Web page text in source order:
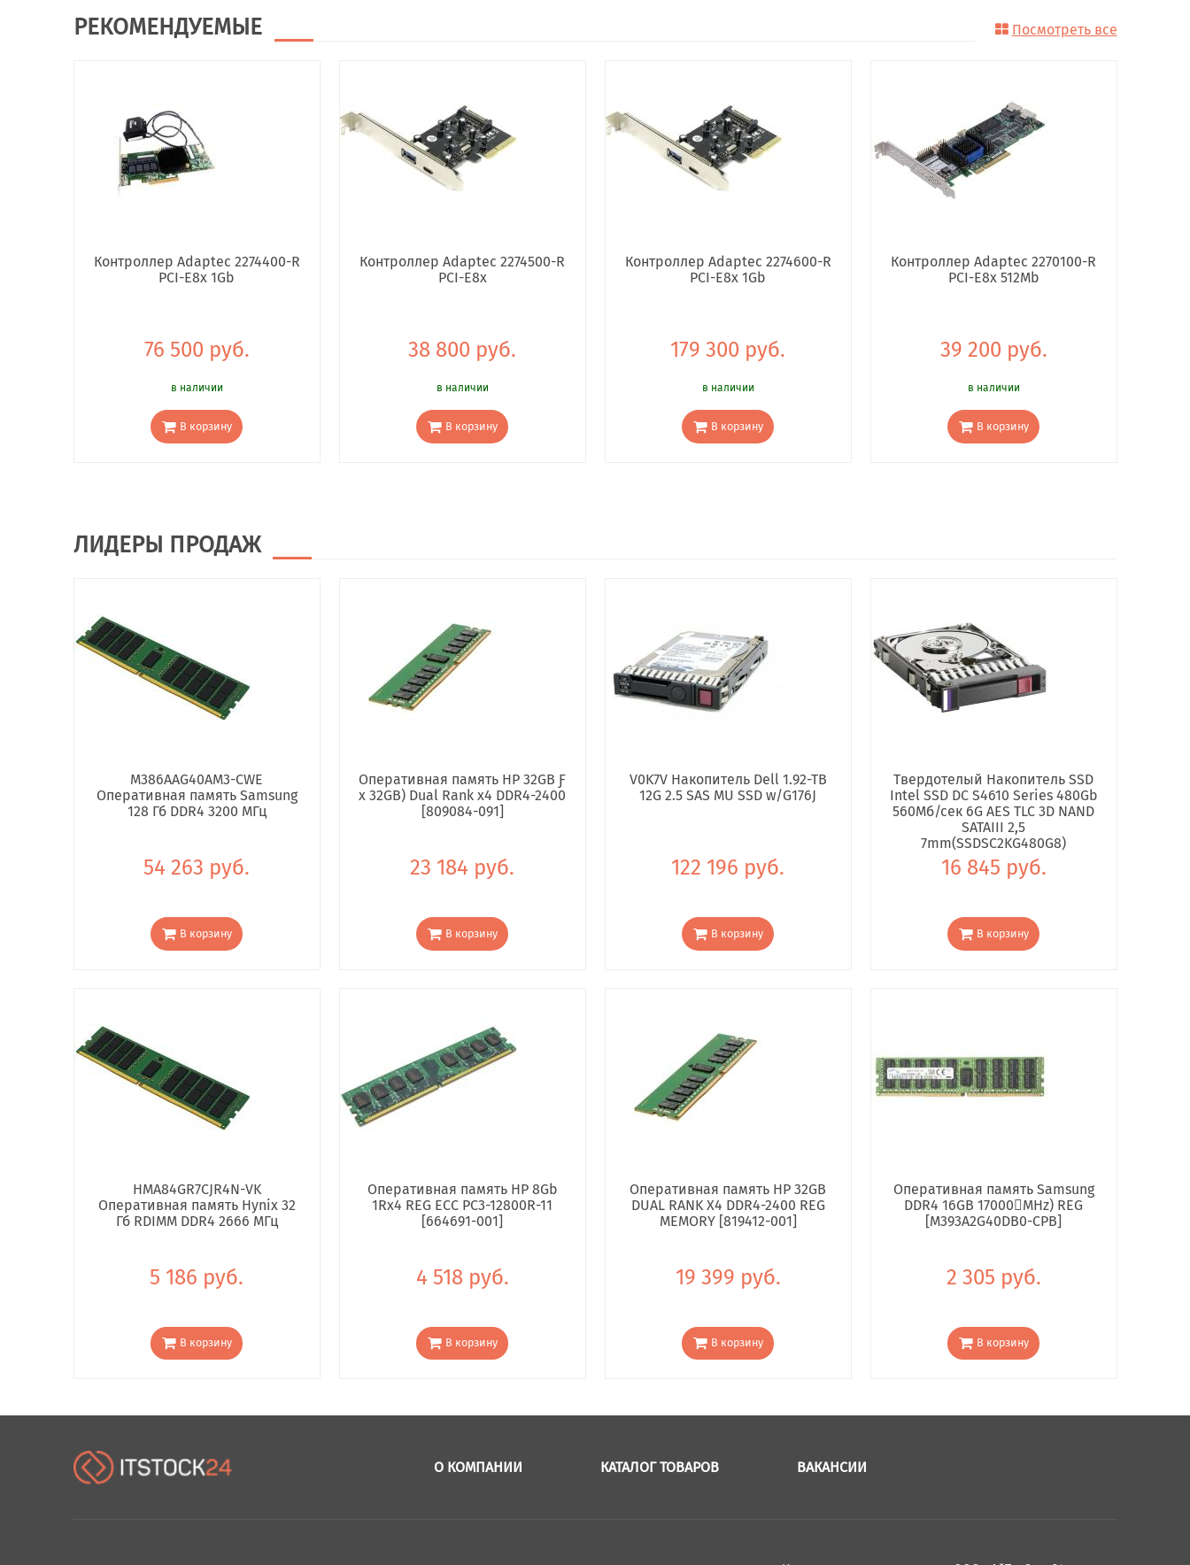
РЕКОМЕНДУЕМЫЕ Посмотреть все
Контроллер Adaptec 2274400-R
PCI-E8x 1Gb
76 500 руб.
в наличии
В корзину
Контроллер Adaptec 2274500-R
PCI-E8x
38 800 руб.
в наличии
В корзину
Контроллер Adaptec 2274600-R
PCI-E8x 1Gb
179 300 руб.
в наличии
В корзину
Контроллер Adaptec 2270100-R
PCI-E8x 512Mb
39 200 руб.
в наличии
В корзину
ЛИДЕРЫ ПРОДАЖ
M386AAG40AM3-CWE
Оперативная память Samsung
128 Гб DDR4 3200 МГц
54 263 руб.
В корзину
Оперативная память HP 32GB Ƒ
x 32GB) Dual Rank x4 DDR4-2400
[809084-091]
23 184 руб.
В корзину
V0K7V Накопитель Dell 1.92-TB
12G 2.5 SAS MU SSD w/G176J
122 196 руб.
В корзину
Твердотелый Накопитель SSD
Intel SSD DC S4610 Series 480Gb
560Мб/сек 6G AES TLC 3D NAND
SATAIII 2,5
7mm(SSDSC2KG480G8)
16 845 руб.
В корзину
HMA84GR7CJR4N-VK
Оперативная память Hynix 32
Гб RDIMM DDR4 2666 МГц
5 186 руб.
В корзину
Оперативная память HP 8Gb
1Rx4 REG ECC PC3-12800R-11
[664691-001]
4 518 руб.
В корзину
Оперативная память HP 32GB
DUAL RANK X4 DDR4-2400 REG
MEMORY [819412-001]
19 399 руб.
В корзину
Оперативная память Samsung
DDR4 16GB 17000񢋕MHz) REG
[M393A2G40DB0-CPB]
2 305 руб.
В корзину
О КОМПАНИИ КАТАЛОГ ТОВАРОВ ВАКАНСИИ